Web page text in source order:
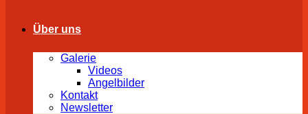
Über uns
Galerie
Videos
Angelbilder
Kontakt
Newsletter